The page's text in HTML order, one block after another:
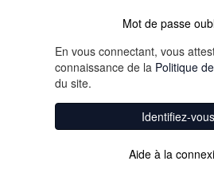
Mot de passe
En vous connectant, vous
connaissance de la Politique
du site.
Identifiez-vous
Aide à la